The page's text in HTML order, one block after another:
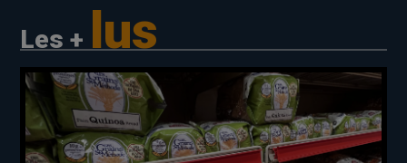
Les + lus